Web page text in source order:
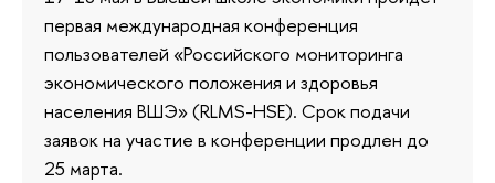
первая международная конференция
пользователей «Российского мониторинга
экономического положения и здоровья
населения ВШЭ» (RLMS-HSE). Срок подачи
заявок на участие в конференции продлен до
25 марта.